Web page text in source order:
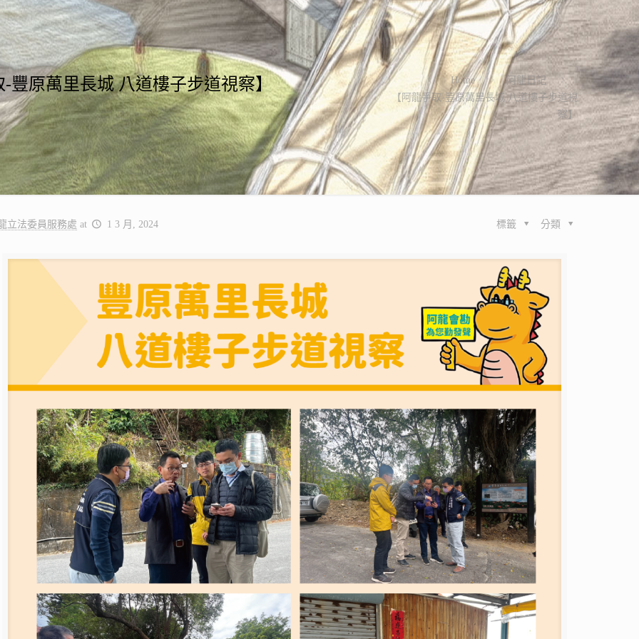
-豐原萬里長城 八道樓子步道視察】 Home
阿龍日記
【阿龍爭取-豐原萬里長城 八道樓子步道視
察】
立法委員服務處 at 1 3 月, 2024 分類
標籤